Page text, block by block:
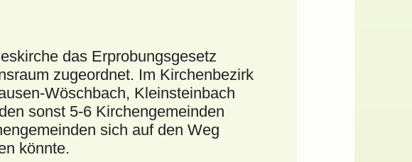
das Erprobungsgesetz
zugeordnet. Im Kirchenbezirk
Wöschbach, Kleinsteinbach
sonst 5-6 Kirchengemeinden
sich auf den Weg
könnte.